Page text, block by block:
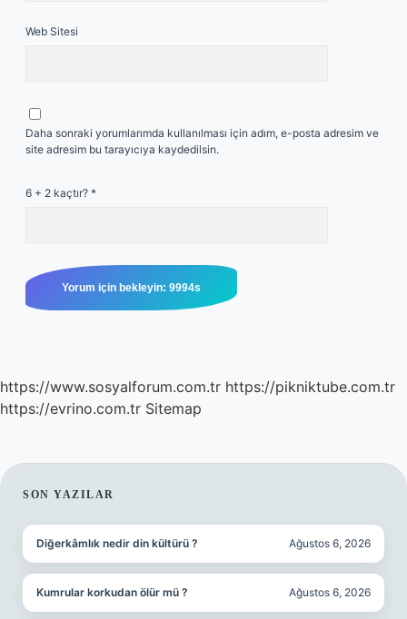
Web Sitesi
Daha sonraki yorumlarımda kullanılması için adım, e-posta adresim ve
site adresim bu tarayıcıya kaydedilsin.
6 + 2 kaçtır? *
https://www.sosyalforum.com.tr https://pikniktube.com.tr
https://evrino.com.tr Sitemap
SIDEBAR
SON YAZILAR
Diğerkâmlık nedir din kültürü ? Ağustos 6, 2026
Kumrular korkudan ölür mü ? Ağustos 6, 2026